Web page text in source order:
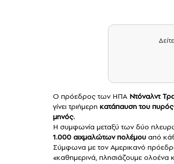
Ο πρόεδρος των ΗΠΑ Ντόναλντ
γίνει τριήμερη κατάπαυση του πυρός
μηνός.
Η συμφωνία μεταξύ των δύο
1.000 αιχμαλώτων πολέμου από
Σύμφωνα με τον Αμερικανό πρόεδρο,
«καθημερινά, πλησιάζουμε ολοένα